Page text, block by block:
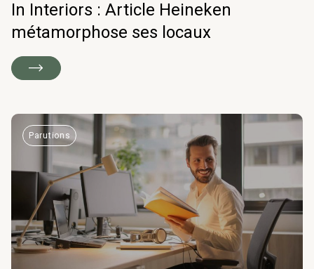
In Interiors : Article Heineken
métamorphose ses locaux
Parutions